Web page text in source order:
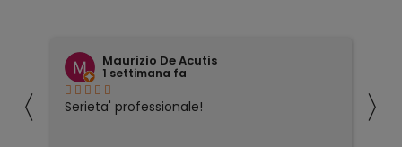
〈
Maurizio De Acutis
1 settimana fa
Serieta' professionale! 〉